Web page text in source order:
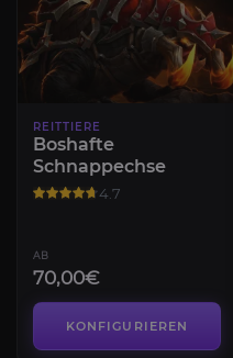
REITTIERE
Boshafte
Schnappechse
4.7
AB
70,00€
KONFIGURIEREN